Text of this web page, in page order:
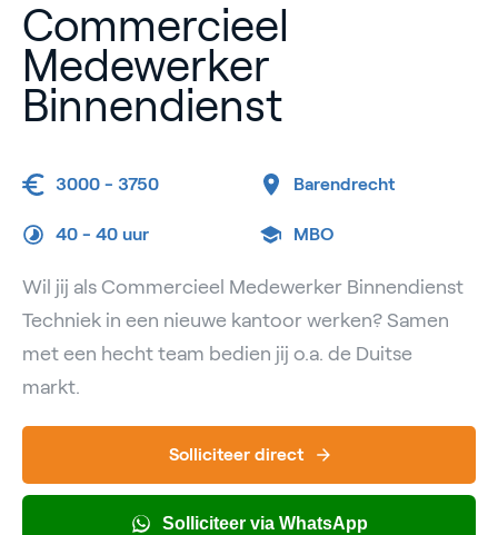
Commercieel
Medewerker
Binnendienst
3000 - 3750 Barendrecht
40 - 40 uur MBO
Wil jij als Commercieel Medewerker Binnendienst
Techniek in een nieuwe kantoor werken? Samen
met een hecht team bedien jij o.a. de Duitse
markt.
Solliciteer direct
Solliciteer via WhatsApp